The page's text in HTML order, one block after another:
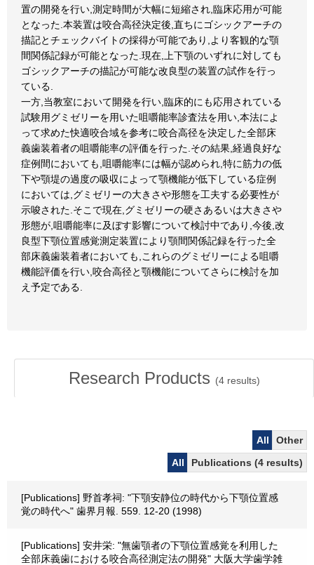
置の開発を行い,測定時間が大幅に短縮され,臨床応用が可能
となった.本装置は咬合高径決定後,直ちにゴシックアーチの
描記とチェックバイトの採得が可能であり,より客観的な顎
間関係記録が可能となった.現在,上下顎のいずれに対しても
ゴシックアーチの描記が可能な改良型の装置の試作を行っ
ている.
一方,当教室において開発を行い,臨床的にも応用されている
試験用グミゼリーを用いた咀嚼能率診査法を用い,本法によ
って求めた快適咬合域を参考に咬合高径を決定した全部床
義歯装着者の咀嚼能率の評価を行った.その結果,経過良好な
症例間においても,咀嚼能率には幅が認められ,特に筋力の低
下や顎堤の過度の吸収によって顎機能が低下している症例
においては,グミゼリーの大きさや形態を工夫する必要性が
示唆された.そこで現在,グミゼリーの硬さあるいは大きさや
形態が,咀嚼能率に及ぼす影響について検討中であり,今後,改
良型下顎位置感覚測定装置により顎間関係記録を行った全
部床義歯装着者においても,これらのグミゼリーによる咀嚼
機能評価を行い,咬合高径と顎機能についてさらに検討を加
え予定である.
Research Products (4results)
All
Other
All
Publications (4 results)
[Publications] 野首孝祠: "下顎安静位の時代から下顎位置感
覚の時代へ" 歯界月報. 559. 12-20 (1998)
[Publications] 安井栄: "無歯顎者の下顎位置感覚を利用した
全部床義歯における咬合高径測定法の開発" 大阪大学歯学雑